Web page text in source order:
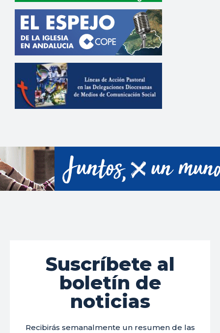
Suscríbete al
boletín de
noticias
Recibirás semanalmente un resumen de las